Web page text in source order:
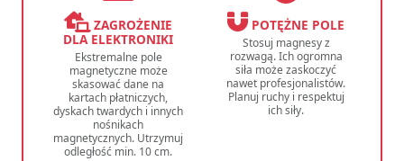
ZAGROŻENIE
DLA ELEKTRONIKI
Ekstremalne pole
magnetyczne może
skasować dane na
kartach płatniczych,
dyskach twardych i innych
nośnikach
magnetycznych. Utrzymuj
odległość min. 10 cm.
POTĘŻNE POLE
Stosuj magnesy z
rozwagą. Ich ogromna
siła może zaskoczyć
nawet profesjonalistów.
Planuj ruchy i respektuj
ich siły.